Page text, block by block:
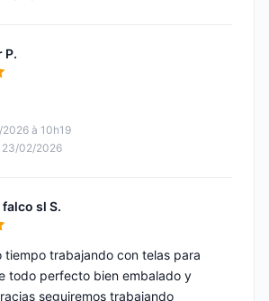
P.
à 10h19
23/02/2026
sl S.
tiempo trabajando con telas para
todo perfecto bien embalado y
seguiremos trabajando